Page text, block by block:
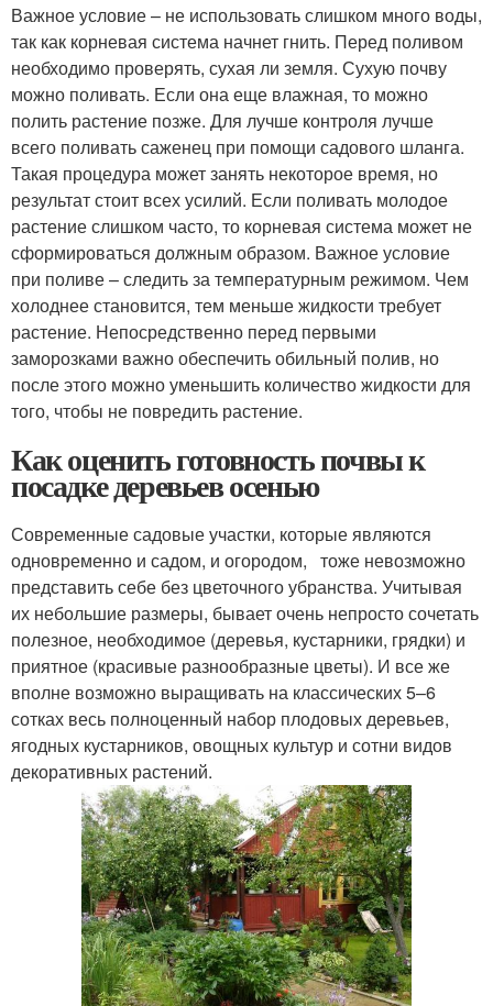
Важное условие – не использовать слишком много воды,
так как корневая система начнет гнить. Перед поливом
необходимо проверять, сухая ли земля. Сухую почву
можно поливать. Если она еще влажная, то можно
полить растение позже. Для лучше контроля лучше
всего поливать саженец при помощи садового шланга.
Такая процедура может занять некоторое время, но
результат стоит всех усилий. Если поливать молодое
растение слишком часто, то корневая система может не
сформироваться должным образом. Важное условие
при поливе – следить за температурным режимом. Чем
холоднее становится, тем меньше жидкости требует
растение. Непосредственно перед первыми
заморозками важно обеспечить обильный полив, но
после этого можно уменьшить количество жидкости для
того, чтобы не повредить растение.
Как оценить готовность почвы к
посадке деревьев осенью
Современные садовые участки, которые являются
одновременно и садом, и огородом, тоже невозможно
представить себе без цветочного убранства. Учитывая
их небольшие размеры, бывает очень непросто сочетать
полезное, необходимое (деревья, кустарники, грядки) и
приятное (красивые разнообразные цветы). И все же
вполне возможно выращивать на классических 5–6
сотках весь полноценный набор плодовых деревьев,
ягодных кустарников, овощных культур и сотни видов
декоративных растений.